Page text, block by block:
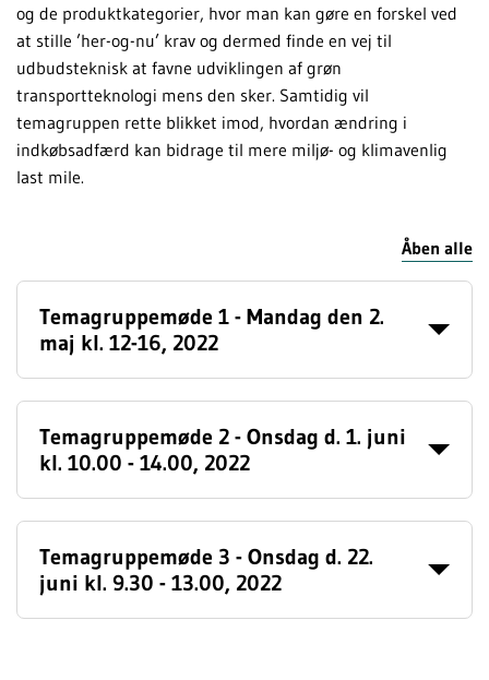
og de produktkategorier, hvor man kan gøre en forskel ved
at stille ’her-og-nu’ krav og dermed finde en vej til
udbudsteknisk at favne udviklingen af grøn
transportteknologi mens den sker. Samtidig vil
temagruppen rette blikket imod, hvordan ændring i
indkøbsadfærd kan bidrage til mere miljø- og klimavenlig
last mile.
Åben alle
Temagruppemøde 1 - Mandag den 2.
maj kl. 12-16, 2022
Temagruppemøde 2 - Onsdag d. 1. juni
kl. 10.00 - 14.00, 2022
Temagruppemøde 3 - Onsdag d. 22.
juni kl. 9.30 - 13.00, 2022